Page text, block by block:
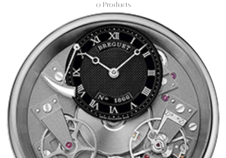
0 Products